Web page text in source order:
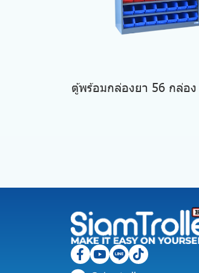
ตู้พร้อมกล่องยา 56 กล่อง